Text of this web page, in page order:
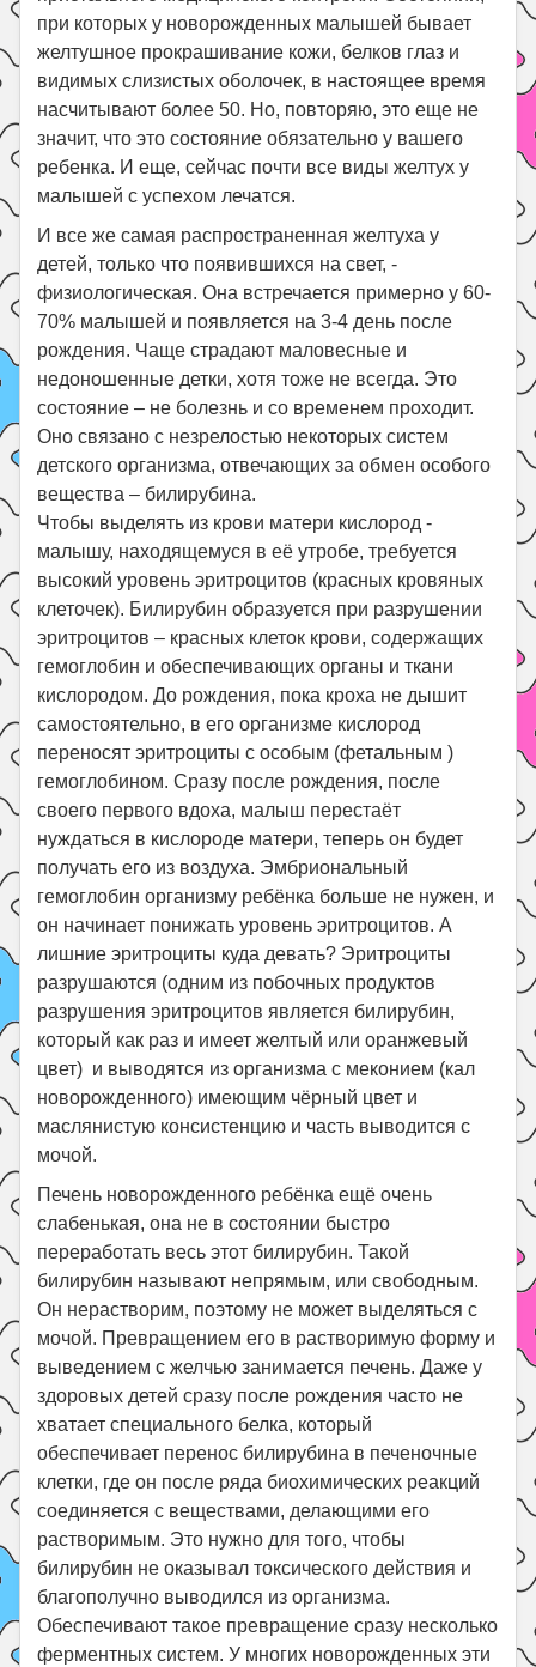
при которых у новорожденных малышей бывает
желтушное прокрашивание кожи, белков глаз и
видимых слизистых оболочек, в настоящее время
насчитывают более 50. Но, повторяю, это еще не
значит, что это состояние обязательно у вашего
ребенка. И еще, сейчас почти все виды желтух у
малышей с успехом лечатся.
И все же самая распространенная желтуха у
детей, только что появившихся на свет, -
физиологическая. Она встречается примерно у 60-
70% малышей и появляется на 3-4 день после
рождения. Чаще страдают маловесные и
недоношенные детки, хотя тоже не всегда. Это
состояние – не болезнь и со временем проходит.
Оно связано с незрелостью некоторых систем
детского организма, отвечающих за обмен особого
вещества – билирубина.
Чтобы выделять из крови матери кислород -
малышу, находящемуся в её утробе, требуется
высокий уровень эритроцитов (красных кровяных
клеточек). Билирубин образуется при разрушении
эритроцитов – красных клеток крови, содержащих
гемоглобин и обеспечивающих органы и ткани
кислородом. До рождения, пока кроха не дышит
самостоятельно, в его организме кислород
переносят эритроциты с особым (фетальным )
гемоглобином. Сразу после рождения, после
своего первого вдоха, малыш перестаёт
нуждаться в кислороде матери, теперь он будет
получать его из воздуха. Эмбриональный
гемоглобин организму ребёнка больше не нужен, и
он начинает понижать уровень эритроцитов. А
лишние эритроциты куда девать? Эритроциты
разрушаются (одним из побочных продуктов
разрушения эритроцитов является билирубин,
который как раз и имеет желтый или оранжевый
цвет) и выводятся из организма с меконием (кал
новорожденного) имеющим чёрный цвет и
маслянистую консистенцию и часть выводится с
мочой.
Печень новорожденного ребёнка ещё очень
слабенькая, она не в состоянии быстро
переработать весь этот билирубин. Такой
билирубин называют непрямым, или свободным.
Он нерастворим, поэтому не может выделяться с
мочой. Превращением его в растворимую форму и
выведением с желчью занимается печень. Даже у
здоровых детей сразу после рождения часто не
хватает специального белка, который
обеспечивает перенос билирубина в печеночные
клетки, где он после ряда биохимических реакций
соединяется с веществами, делающими его
растворимым. Это нужно для того, чтобы
билирубин не оказывал токсического действия и
благополучно выводился из организма.
Обеспечивают такое превращение сразу несколько
ферментных систем. У многих новорожденных эти